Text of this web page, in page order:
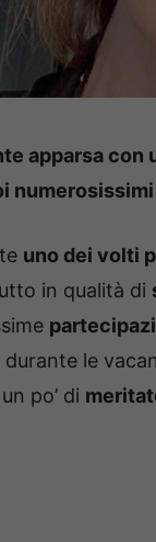
apparsa
uno dei volti
in qualità di
durante le
po’ di